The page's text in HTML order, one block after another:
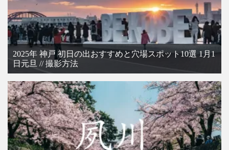
2025年 神戸 初日の出おすすめと穴場スポット10選 1月1
日元旦 // 撮影方法